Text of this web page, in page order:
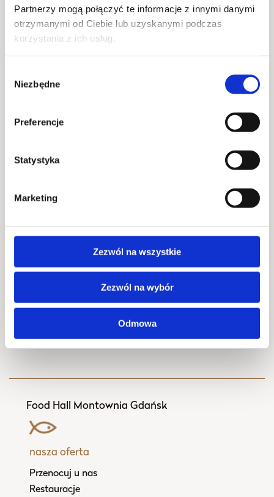
Partnerzy mogą połączyć te informacje z innymi danymi
otrzymanymi od Ciebie lub uzyskanymi podczas
korzystania z ich usług.
zgody
Niezbędne
Preferencje
Statystyka
Marketing
Zezwól na wszystkie
Zezwól na wybór
Odmowa
Zapraszamy na wspólne oglądanie meczuLigi
Mistrzów: Manchester City – Borussia Dortmund
Już5 listopada o 21:00
Zbierz ekipę, zajmij dobre miejsce i kibicuj razem z
Start wydarzenia
Foodhall Montownia
Udostępnij znajomym
Food Hall Montownia Gdańsk
nasza oferta
Przenocuj u nas
Restauracje